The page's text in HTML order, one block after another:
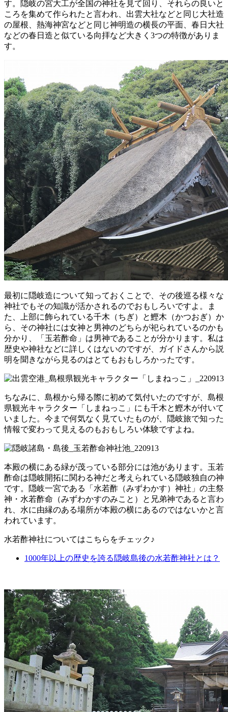
す。隠岐の宮大工が全国の神社を見て回り、それらの良いと
ころを集めて作られたと言われ、出雲大社などと同じ大社造
の屋根、熱海神宮などと同じ神明造の横長の平面、春日大社
などの春日造と似ている向拝など大きく3つの特徴がありま
す。
最初に隠岐造について知っておくことで、その後巡る様々な
神社でもその知識が活かされるのでおもしろいですよ。ま
た、上部に飾られている千木（ちぎ）と鰹木（かつおぎ）か
ら、その神社には女神と男神のどちらが祀られているのかも
分かり、「玉若酢命」は男神であることが分かります。私は
歴史や神社などに詳しくはないのですが、ガイドさんから説
明を聞きながら見るのはとてもおもしろかったです。
ちなみに、島根から帰る際に初めて気付いたのですが、島根
県観光キャラクター「しまねっこ」にも千木と鰹木が付いて
いました。今まで何気なく見ていたものが、隠岐旅で知った
情報で変わって見えるのもおもしろい体験ですよね。
本殿の横にある緑が茂っている部分には池があります。玉若
酢命は隠岐開拓に関わる神だと考えられている隠岐独自の神
です。隠岐一宮である「水若酢（みずわかす）神社」の主祭
神・水若酢命（みずわかすのみこと）と兄弟神であると言わ
れ、水に由縁のある場所が本殿の横にあるのではないかと言
われています。
水若酢神社についてはこちらをチェック♪
1000年以上の歴史を誇る隠岐島後の水若酢神社とは？